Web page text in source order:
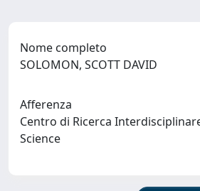
Nome completo
SOLOMON, SCOTT DAVID
Afferenza
Centro di Ricerca
Science